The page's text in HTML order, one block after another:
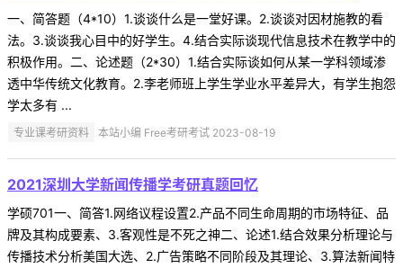
一、简答题（4*10）1.谈谈什么是一堂好课。2.谈谈对因材施教的看
法。3.谈谈我心目中的好学生。4.结合实际谈现代信息技术在教学中的
积极作用。二、论述题（2*30）1.结合实际谈如何从某一学科领域渗
透中华传统文化教育。2.李老师班上学生学业水平差异大，有学生抱怨
学太多有 ...
专业课考研资料 本站小编 Free考研考试 2023-08-19
2021深圳大学新闻传播学考研真题回忆
学硕701一、简答1.网络议程设置2.产品不同生命周期的市场特征、品
牌及其构成要素、3.客观性是不死之神二、论述1.结合效果分析理论与
传播技术分析美国大选、2.广告策略不同阶段及其理论、3.算法新闻特